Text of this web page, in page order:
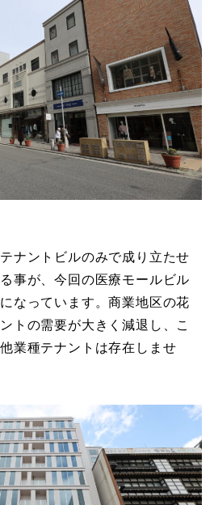
ナントビルのみで成り立たせ
事が、今回の医療モールビル
なっています。商業地区の花
トの需要が大きく減退し、こ
業種テナントは存在しませ